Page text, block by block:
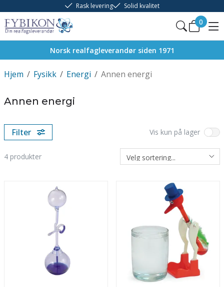
Rask levering Solid kvalitet
0
Norsk realfagleverandør siden 1971
/
Hjem /
Fysikk /
Energi Annen energi
Annen energi
Filter Vis kun på lager
4 produkter